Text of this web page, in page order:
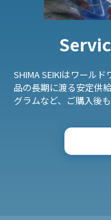
SHIMA SEIKIはワール
品の長期に渡る安定供
グラムなど、ご購入後